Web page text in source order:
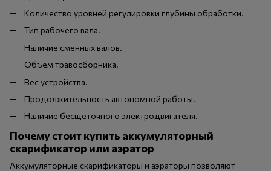
Количество уровней регулировки глубины обработки.
Тип рабочего вала.
Наличие сменных валов.
Объем травосборника.
Вес устройства.
Продолжительность автономной работы.
Наличие бесщеточного электродвигателя.
Почему стоит купить аккумуляторный
скарификатор или аэратор
Аккумуляторные скарификаторы и аэраторы позволяют